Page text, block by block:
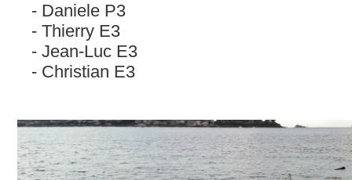
Daniele P3
Thierry E3
Jean-Luc E3
Christian E3